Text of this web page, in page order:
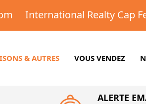
International Realty Cap
& AUTRES VOUS VENDEZ
ALERTE